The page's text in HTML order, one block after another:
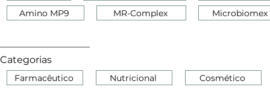
Amino MP9
MR-Complex
Microbiomex
Categorias
Farmacêutico Nutricional Cosmético